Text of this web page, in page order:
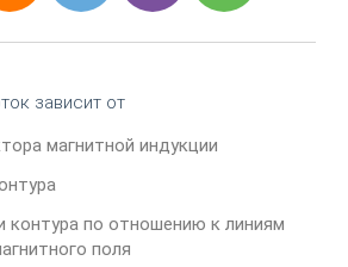
зависит от
магнитной индукции
контура по отношению к линиям
поля